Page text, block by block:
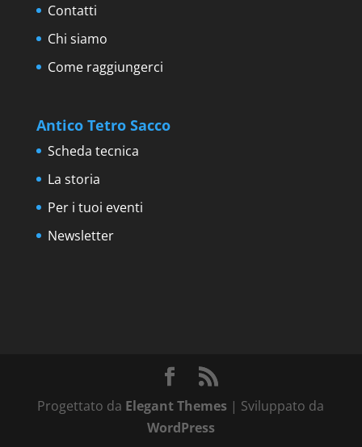
Contatti
Chi siamo
Come raggiungerci
Antico Tetro Sacco
Scheda tecnica
La storia
Per i tuoi eventi
Newsletter
Progettato da Elegant Themes | Sviluppato da
WordPress